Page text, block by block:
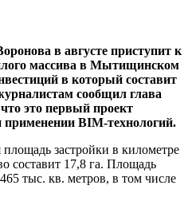
в августе приступит к
массива в Мытищинском
в который составит
сообщил глава
это первый проект
BIM-технологий.
застройки в километре
17,8 га. Площадь
тыс. кв. метров, в том числе